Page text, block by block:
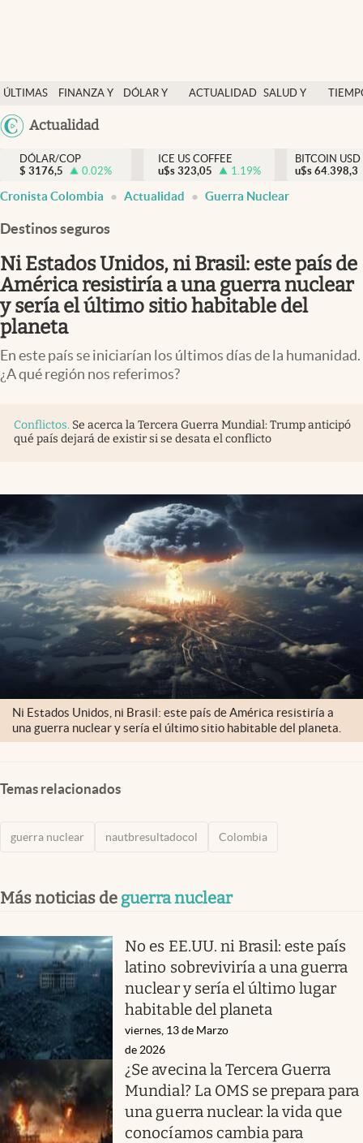
ÚLTIMAS
NOTICIAS
FINANZA Y
DÓLAR Y
ACTUALIDAD SALUD Y
México
Actualidad
Salud y nutrición
Vida espiritual
Actualidad
Colombia
DÓLAR/COP
$ 3176,5 0.02%
ICE US COFFEE
u$s 323,05 1.19%
BITCOIN USD
u$s 64.398,3
Cronista Colombia Actualidad Guerra Nuclear
Destinos seguros
Ni Estados Unidos, ni Brasil: este país de
América resistiría a una guerra nuclear
y sería el último sitio habitable del
planeta
En este país se iniciarían los últimos días de la humanidad.
¿A qué región nos referimos?
Conflictos. Se acerca la Tercera Guerra Mundial: Trump anticipó
qué país dejará de existir si se desata el conflicto
Ni Estados Unidos, ni Brasil: este país de América resistiría a
una guerra nuclear y sería el último sitio habitable del planeta.
Temas relacionados
guerra nuclear nautbresultadocol Colombia
Más noticias de guerra nuclear
No es EE.UU. ni Brasil: este país
latino sobreviviría a una guerra
nuclear y sería el último lugar
habitable del planeta
viernes, 13 de Marzo
de 2026
¿Se avecina la Tercera Guerra
Mundial? La OMS se prepara para
una guerra nuclear: la vida que
conocíamos cambia para